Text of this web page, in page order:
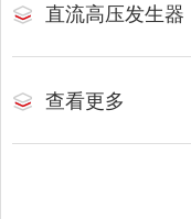
直流高压发生器
查看更多